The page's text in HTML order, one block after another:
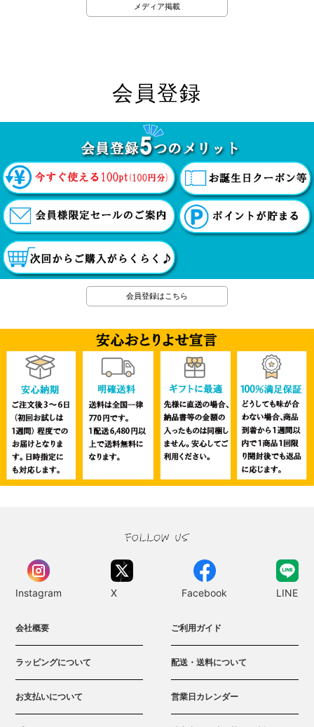
メディア掲載
会員登録
会員登録はこちら
Instagram X Facebook LINE
会社概要 ご利用ガイド
ラッピングについて 配送・送料について
お支払いについて 営業日カレンダー